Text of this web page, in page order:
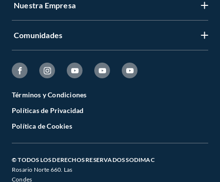
Nuestra Empresa
Comunidades
Términos y Condiciones
Políticas de Privacidad
Política de Cookies
© TODOS LOS DERECHOS RESERVADOS SODIMAC
Rosario Norte 660. Las
Condes